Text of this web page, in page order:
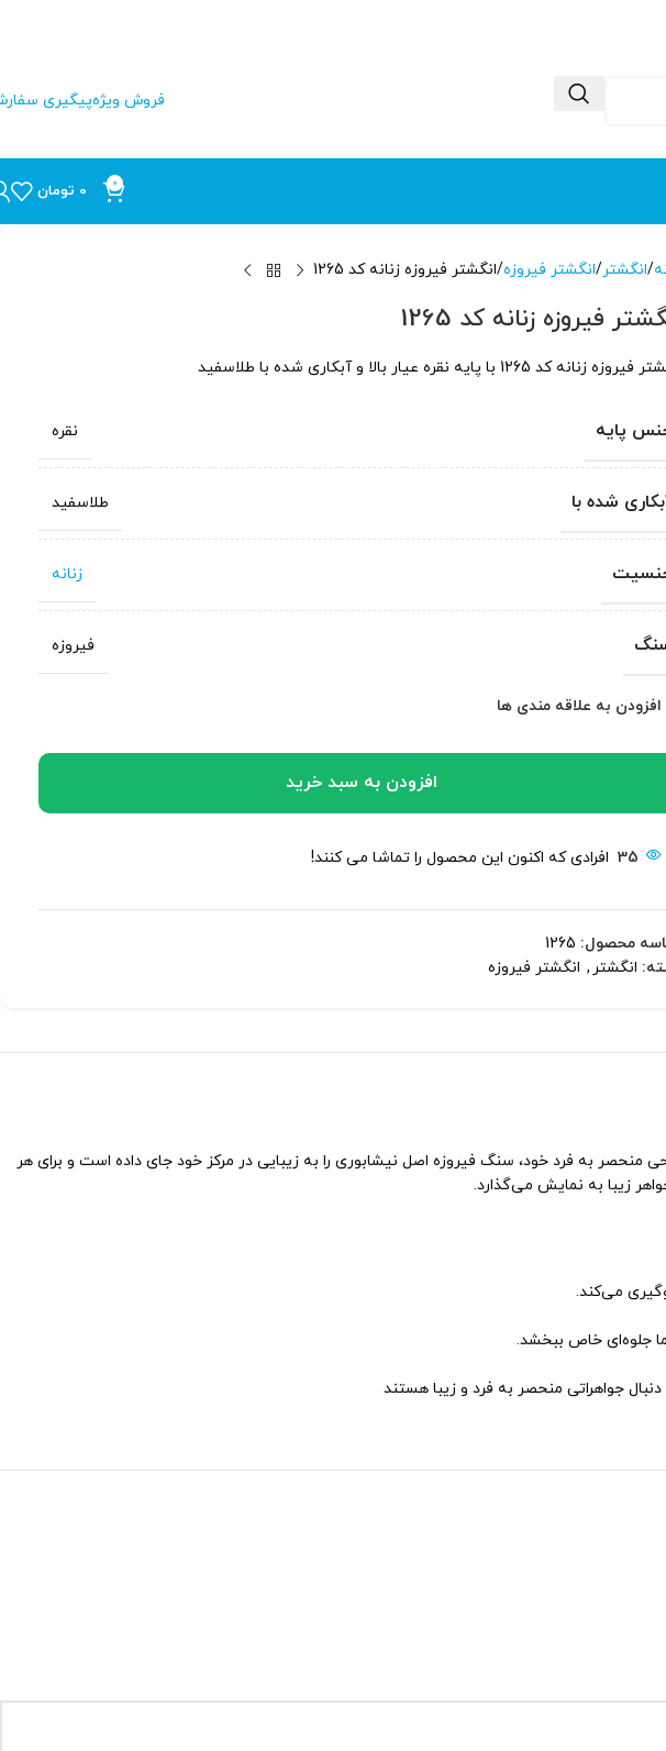
فروش ویژهپیگیری
0
0 تومان
انگشتر انگشتر فیروزه انگشتر فیروزه زنانه کد 1265
فیروزه زنانه کد 1265
زنانه کد 1265 با پایه نقره عیار بالا و آبکاری شده با طلاسفید
پایه نقره
شده با طلاسفید
زنانه
فیروزه
افزودن به علاقه مندی ها
افزودن به سبد خرید
35 افرادی که اکنون این محصول را تماشا می کنند!
محصول: 1265
انگشتر , انگشتر فیروزه
منحصر به فرد خود، سنگ فیروزه اصل نیشابوری را به زیبایی در مرکز خود جای داده است و برای هر
زیبا به نمایش می‌گذارد.
می‌کند.
جلوه‌ای خاص ببخشد.
جواهراتی منحصر به فرد و زیبا هستند